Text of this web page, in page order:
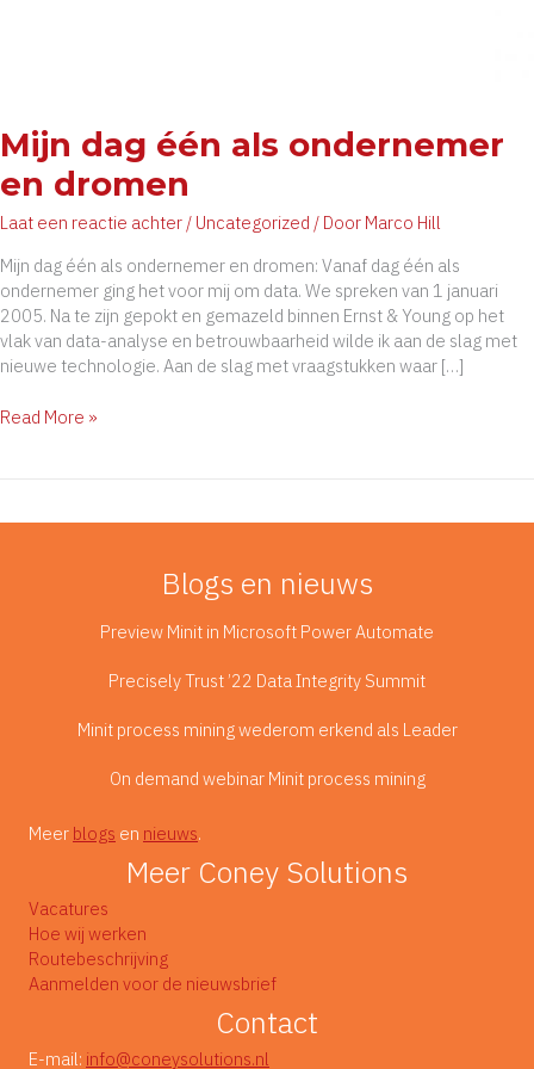
Mijn dag één als ondernemer
en dromen
Laat een reactie achter / Uncategorized / Door Marco Hill
Mijn dag één als ondernemer en dromen: Vanaf dag één als
ondernemer ging het voor mij om data. We spreken van 1 januari
2005. Na te zijn gepokt en gemazeld binnen Ernst & Young op het
vlak van data-analyse en betrouwbaarheid wilde ik aan de slag met
nieuwe technologie. Aan de slag met vraagstukken waar […]
Mijn
Read More »
Blogs en nieuws
Preview Minit in Microsoft Power Automate
Precisely Trust ’22 Data Integrity Summit
Minit process mining wederom erkend als Leader
On demand webinar Minit process mining
Meer blogs en nieuws.
Meer Coney Solutions
Vacatures
Hoe wij werken
Routebeschrijving
Aanmelden voor de nieuwsbrief
Contact
E-mail: info@coneysolutions.nl